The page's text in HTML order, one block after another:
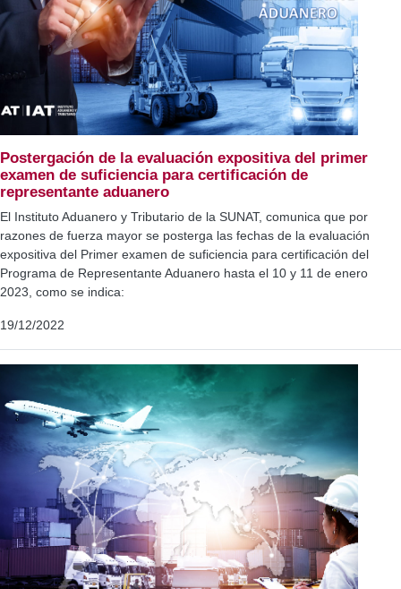
Postergación de la evaluación expositiva del primer
examen de suficiencia para certificación de
representante aduanero
El Instituto Aduanero y Tributario de la SUNAT, comunica que por
razones de fuerza mayor se posterga las fechas de la evaluación
expositiva del Primer examen de suficiencia para certificación del
Programa de Representante Aduanero hasta el 10 y 11 de enero
2023, como se indica:
19/12/2022